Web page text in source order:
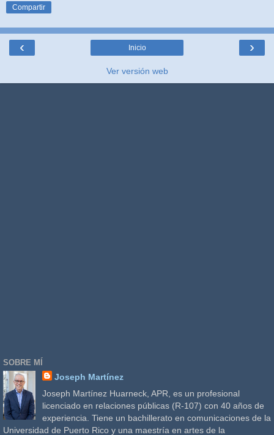
Compartir
‹ ›
Inicio
Ver versión web
SOBRE MÍ
Joseph Martínez
Joseph Martínez Huarneck, APR, es un profesional
licenciado en relaciones públicas (R-107) con 40 años de
experiencia. Tiene un bachillerato en comunicaciones de la
Universidad de Puerto Rico y una maestría en artes de la